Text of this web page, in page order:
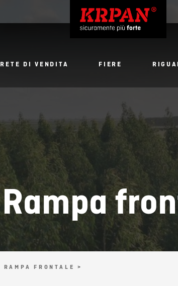
RETE DI VENDITA FIERE
Rampa
RAMPA FRONTALE >